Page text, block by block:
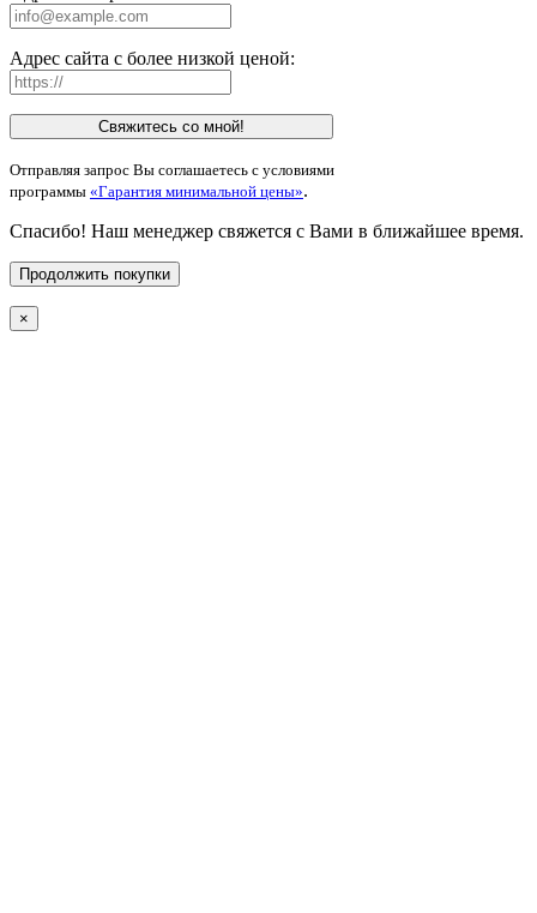
Адрес сайта с более низкой ценой:
Свяжитесь со мной!
Отправляя запрос Вы соглашаетесь с условиями
программы «Гарантия минимальной цены».
Спасибо! Наш менеджер свяжется с Вами в ближайшее время.
Продолжить покупки
×